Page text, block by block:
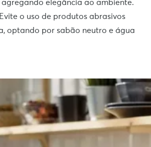
agregando elegância ao ambiente.
Evite o uso de produtos abrasivos
optando por sabão neutro e água